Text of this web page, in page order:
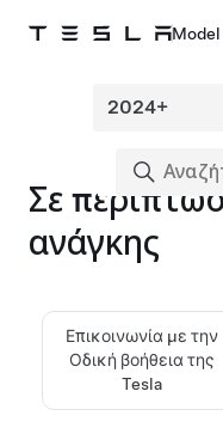
Σε
ανάγκης
Επικοινωνία με την
Οδική βοήθεια της
Tesla